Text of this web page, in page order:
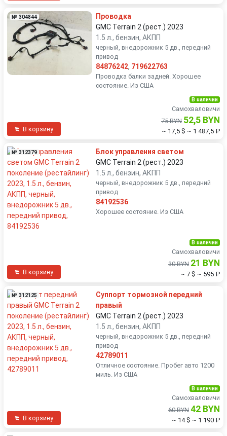
№ 304844
Проводка
GMC Terrain 2 (рест.) 2023
1.5 л., бензин, АКПП
черный, внедорожник 5 дв., передний
привод
84876242, 719622763
Проводка балки задней. Хорошее
состояние. Из США
В корзину
В наличии
Самохваловичи
75 BYN 52,5 BYN
~ 17,5 $ ~ 1 487,5 ₽
№ 312379
Блок управления светом
GMC Terrain 2 (рест.) 2023
1.5 л., бензин, АКПП
черный, внедорожник 5 дв., передний
привод
84192536
Хорошее состояние. Из США
В корзину
В наличии
Самохваловичи
30 BYN 21 BYN
~ 7 $ ~ 595 ₽
№ 312125
Суппорт тормозной передний
правый
GMC Terrain 2 (рест.) 2023
1.5 л., бензин, АКПП
черный, внедорожник 5 дв., передний
привод
42789011
Отличное состояние. Пробег авто 1200
миль. Из США
В корзину
В наличии
Самохваловичи
60 BYN 42 BYN
~ 14 $ ~ 1 190 ₽